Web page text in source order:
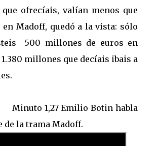
que ofrecíais, valían menos que
Madoff, quedó a la vista: sólo
500 millones de euros en
millones que decíais ibais a
Emilio Botin habla
de la trama Madoff.